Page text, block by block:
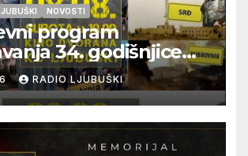
NOVOSTI
program
34. godišnjice
generala Blaža
i osmorice
HOS-a
RADIO LJUBUŠKI